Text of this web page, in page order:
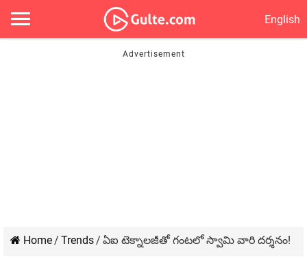
English
Home/ Trends/ ఏఐ టెక్నాలజీతో గంటలో స్వామి వారి దర్శనం!